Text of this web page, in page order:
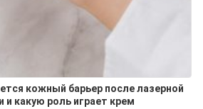
кожный барьер после лазерной
и какую роль играет крем